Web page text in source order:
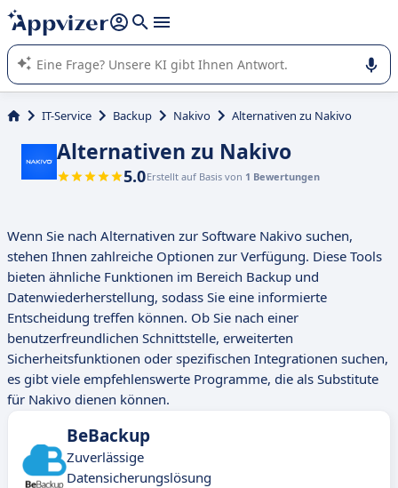
beantworten (mehrere Zeilen mit
Die KI von Appvizer führt Sie bei der Nutzung oder Auswahl
von SaaS-Software in Unternehmen.
IT-Service Backup Nakivo Alternativen zu Nakivo
Alternativen zu Nakivo
5.0Erstellt auf Basis von 1 Bewertungen
Wenn Sie nach Alternativen zur Software Nakivo suchen,
stehen Ihnen zahlreiche Optionen zur Verfügung. Diese Tools
bieten ähnliche Funktionen im Bereich Backup und
Datenwiederherstellung, sodass Sie eine informierte
Entscheidung treffen können. Ob Sie nach einer
benutzerfreundlichen Schnittstelle, erweiterten
Sicherheitsfunktionen oder spezifischen Integrationen suchen,
es gibt viele empfehlenswerte Programme, die als Substitute
für Nakivo dienen können.
BeBackup
Zuverlässige
Datensicherungslösung